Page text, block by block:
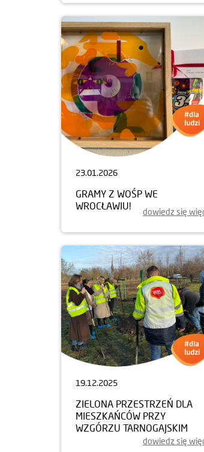
23.01.2026
GRAMY Z WOŚP WE
WROCŁAWIU!
dowiedz się
19.12.2025
ZIELONA PRZESTRZEŃ DLA
MIESZKAŃCÓW PRZY
WZGÓRZU TARNOGAJSKIM
dowiedz się